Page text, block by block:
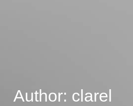
Author: clarel